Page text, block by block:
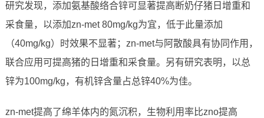
研究发现，添加氨基酸络合锌可显著提高断奶仔猪日增重和
采食量，以添加zn-met 80mg/kg为宜，低于此量添加
（40mg/kg）时效果不显著；zn-met与阿散酸具有协同作用，
联合应用可提高猪的日增重和采食量。另有研究表明，以总
锌为100mg/kg，有机锌含量占总锌40%为佳。
zn-met提高了绵羊体内的氮沉积，生物利用率比zno提高